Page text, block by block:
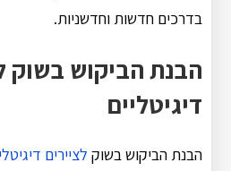
בדרכים חדשות וחדשניות.
הבנת הביקוש בשוק
דיגיטליים
הבנת הביקוש בשוק לציירים